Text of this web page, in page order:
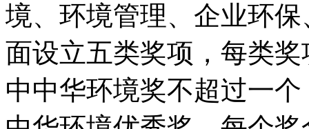
境、环境管理、企业环
面设立五类奖项，每类
中中华环境奖不超过一